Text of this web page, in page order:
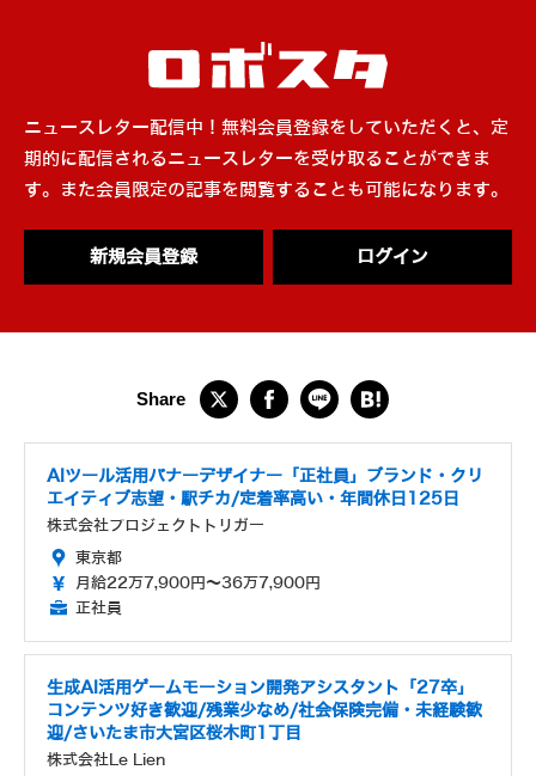
ニュースレター配信中！無料会員登録をしていただくと、定
期的に配信されるニュースレターを受け取ることができま
す。また会員限定の記事を閲覧することも可能になります。
新規会員登録 ログイン
AIツール活用バナーデザイナー「正社員」ブランド・クリ
エイティブ志望・駅チカ/定着率高い・年間休日125日
株式会社プロジェクトトリガー
東京都
月給22万7,900円～36万7,900円
正社員
生成AI活用ゲームモーション開発アシスタント「27卒」
コンテンツ好き歓迎/残業少なめ/社会保険完備・未経験歓
迎/さいたま市大宮区桜木町1丁目
株式会社Le Lien